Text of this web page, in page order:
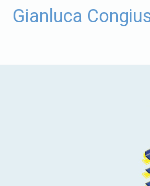
Gianluca